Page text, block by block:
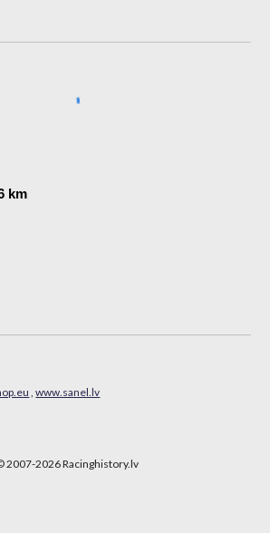
km
,www.sanel.lv
2007-2026Racinghistory.lv